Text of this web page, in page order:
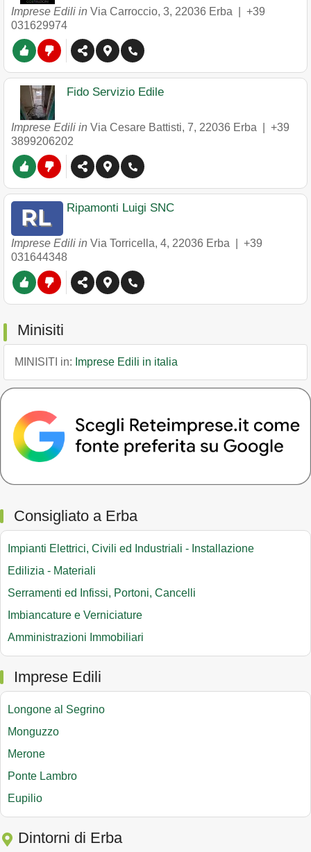
Imprese Edili in Via Carroccio, 3, 22036 Erba
+39
031629974
Fido Servizio Edile
Imprese Edili in Via Cesare Battisti, 7, 22036 Erba
+39
3899206202
Ripamonti Luigi SNC
Imprese Edili in Via Torricella, 4, 22036 Erba
+39
031644348
Minisiti
MINISITI in: Imprese Edili in italia
Consigliato a Erba
Impianti Elettrici, Civili ed Industriali - Installazione
Edilizia - Materiali
Serramenti ed Infissi, Portoni, Cancelli
Imbiancature e Verniciature
Amministrazioni Immobiliari
Imprese Edili
Longone al Segrino
Monguzzo
Merone
Ponte Lambro
Eupilio
Dintorni di Erba